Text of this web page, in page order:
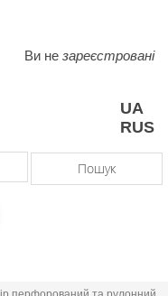
UA
RUS
Пошук
Ви не зареєстровані